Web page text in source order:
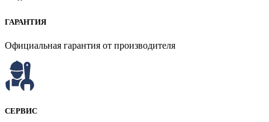
ГАРАНТИЯ
Официальная гарантия от производителя
СЕРВИС